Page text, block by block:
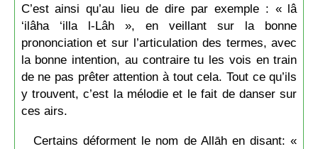
C’est ainsi qu’au lieu de dire par exemple : « lâ
‘ilâha ‘illa l-Lâh », en veillant sur la bonne
prononciation et sur l’articulation des termes, avec
la bonne intention, au contraire tu les vois en train
de ne pas prêter attention à tout cela. Tout ce qu’ils
y trouvent, c’est la mélodie et le fait de danser sur
ces airs.
Certains déforment le nom de Allāh en disant: «